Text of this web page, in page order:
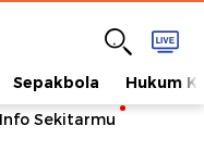
Sepakbola
Hukum
Info Sekitarmu